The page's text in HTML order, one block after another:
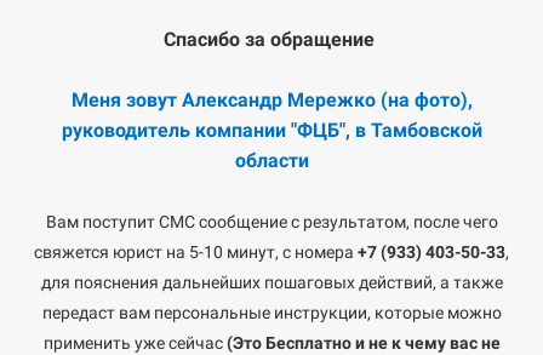
Спасибо за обращение
Меня зовут Александр Мережко (на фото),
руководитель компании "ФЦБ", в Тамбовской
области
Вам поступит СМС сообщение с результатом, после чего
свяжется юрист на 5-10 минут, с номера +7 (933) 403-50-33,
для пояснения дальнейших пошаговых действий, а также
передаст вам персональные инструкции, которые можно
применить уже сейчас(Это Бесплатно и не к чему вас не